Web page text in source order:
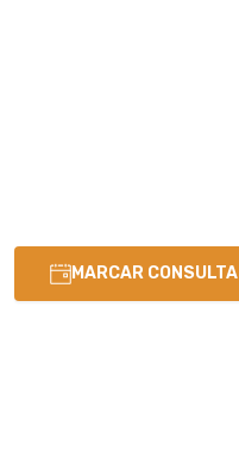
MARCAR CONSULTA